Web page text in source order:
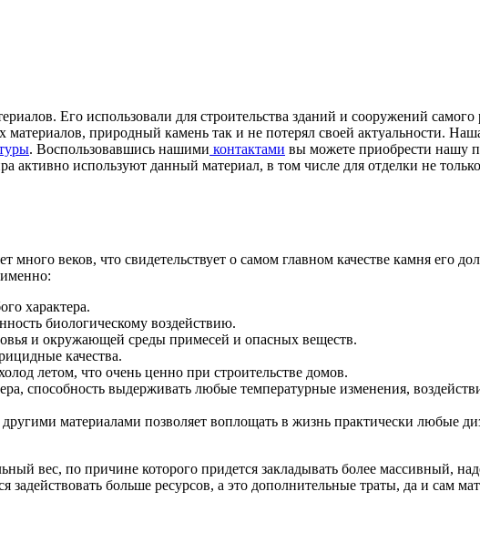
Его использовали для строительства зданий и сооружений самого
природный камень так и не потерял своей актуальности.
. Воспользовавшись нашими контактами вы можете приобрести нашу
активно используют данный материал, в том числе для отделки не
веков, что свидетельствует о самом главном качестве камня его
характера.
биологическому воздействию.
и окружающей среды примесей и опасных веществ.
качества.
летом, что очень ценно при строительстве домов.
способность выдерживать любые температурные изменения,
другими материалами позволяет воплощать в жизнь практически любые
вес, по причине которого придется закладывать более массивный,
задействовать больше ресурсов, а это дополнительные траты, да и сам